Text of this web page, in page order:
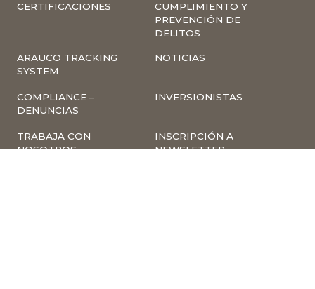
CERTIFICACIONES
CUMPLIMIENTO Y
PREVENCIÓN DE
DELITOS
ARAUCO TRACKING
SYSTEM
NOTICIAS
COMPLIANCE –
DENUNCIAS
INVERSIONISTAS
TRABAJA CON
NOSOTROS
INSCRIPCIÓN A
NEWSLETTER